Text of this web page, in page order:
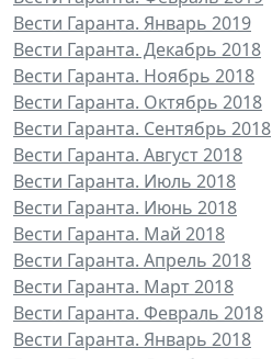
Вести Гаранта. Январь 2019
Вести Гаранта. Декабрь 2018
Вести Гаранта. Ноябрь 2018
Вести Гаранта. Октябрь 2018
Вести Гаранта. Сентябрь 2018
Вести Гаранта. Август 2018
Вести Гаранта. Июль 2018
Вести Гаранта. Июнь 2018
Вести Гаранта. Май 2018
Вести Гаранта. Апрель 2018
Вести Гаранта. Март 2018
Вести Гаранта. Февраль 2018
Вести Гаранта. Январь 2018